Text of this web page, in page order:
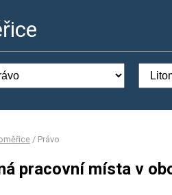
/ Právo
pracovní místa v